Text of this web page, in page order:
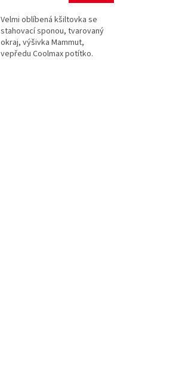
Velmi oblíbená kšiltovka se
stahovací sponou, tvarovaný
okraj, výšivka Mammut,
vepředu Coolmax potítko.